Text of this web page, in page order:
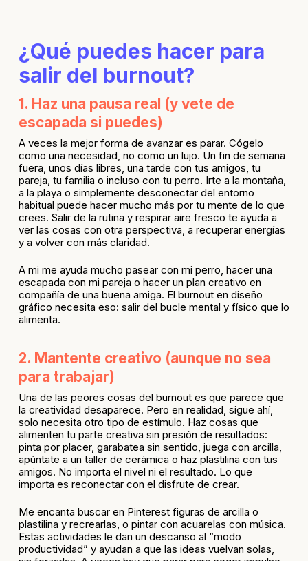
¿Qué puedes hacer para
salir del burnout?
1. Haz una pausa real (y vete de
escapada si puedes)
A veces la mejor forma de avanzar es parar. Cógelo
como una necesidad, no como un lujo. Un fin de semana
fuera, unos días libres, una tarde con tus amigos, tu
pareja, tu familia o incluso con tu perro. Irte a la montaña,
a la playa o simplemente desconectar del entorno
habitual puede hacer mucho más por tu mente de lo que
crees. Salir de la rutina y respirar aire fresco te ayuda a
ver las cosas con otra perspectiva, a recuperar energías
y a volver con más claridad.
A mi me ayuda mucho pasear con mi perro, hacer una
escapada con mi pareja o hacer un plan creativo en
compañía de una buena amiga. El burnout en diseño
gráfico necesita eso: salir del bucle mental y físico que lo
alimenta.
2. Mantente creativo (aunque no sea
para trabajar)
Una de las peores cosas del burnout es que parece que
la creatividad desaparece. Pero en realidad, sigue ahí,
solo necesita otro tipo de estímulo. Haz cosas que
alimenten tu parte creativa sin presión de resultados:
pinta por placer, garabatea sin sentido, juega con arcilla,
apúntate a un taller de cerámica o haz plastilina con tus
amigos. No importa el nivel ni el resultado. Lo que
importa es reconectar con el disfrute de crear.
Me encanta buscar en Pinterest figuras de arcilla o
plastilina y recrearlas, o pintar con acuarelas con música.
Estas actividades le dan un descanso al “modo
productividad” y ayudan a que las ideas vuelvan solas,